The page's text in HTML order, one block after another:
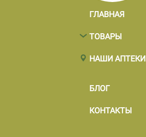
ГЛАВНАЯ
ТОВАРЫ
НАШИ АПТЕКИ
БЛОГ
КОНТАКТЫ